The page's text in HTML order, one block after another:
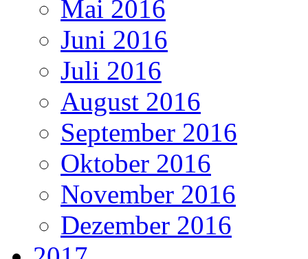
Mai 2016
Juni 2016
Juli 2016
August 2016
September 2016
Oktober 2016
November 2016
Dezember 2016